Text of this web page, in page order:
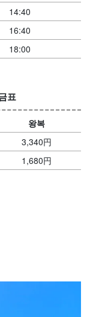
14:40
16:40
18:00
표
왕복
3,340円
1,680円